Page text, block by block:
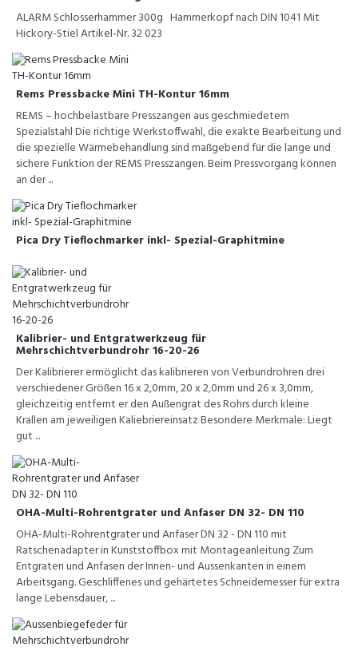
ALARM Schlosserhammer 300g Hammerkopf nach DIN 1041 Mit
Hickory-Stiel Artikel-Nr. 32 023
Rems Pressbacke Mini TH-Kontur 16mm
REMS – hochbelastbare Presszangen aus geschmiedetem
Spezialstahl Die richtige Werkstoffwahl, die exakte Bearbeitung und
die spezielle Wärmebehandlung sind maßgebend für die lange und
sichere Funktion der REMS Presszangen. Beim Pressvorgang können
an der ...
Pica Dry Tieflochmarker inkl- Spezial-Graphitmine
Kalibrier- und Entgratwerkzeug für
Mehrschichtverbundrohr 16-20-26
Der Kalibrierer ermöglicht das kalibrieren von Verbundrohren drei
verschiedener Größen 16 x 2,0mm, 20 x 2,0mm und 26 x 3,0mm,
gleichzeitig entfernt er den Außengrat des Rohrs durch kleine
Krallen am jeweiligen Kaliebriereinsatz Besondere Merkmale: Liegt
gut ...
OHA-Multi-Rohrentgrater und Anfaser DN 32- DN 110
OHA-Multi-Rohrentgrater und Anfaser DN 32 - DN 110 mit
Ratschenadapter in Kunststoffbox mit Montageanleitung Zum
Entgraten und Anfasen der Innen- und Aussenkanten in einem
Arbeitsgang. Geschliffenes und gehärtetes Schneidemesser für extra
lange Lebensdauer, ...